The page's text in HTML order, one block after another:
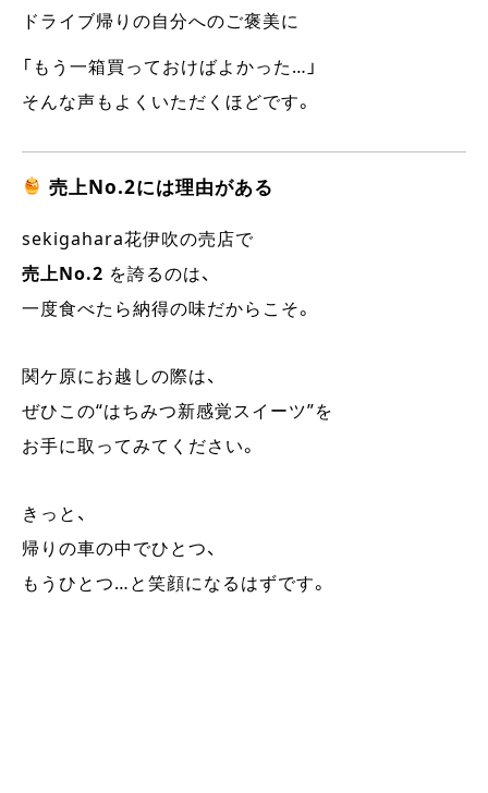
ドライブ帰りの自分へのご褒美に
「もう一箱買っておけばよかった…」
そんな声もよくいただくほどです。
売上No.2には理由がある
sekigahara花伊吹の売店で
売上No.2 を誇るのは、
一度食べたら納得の味だからこそ。
関ケ原にお越しの際は、
ぜひこの“はちみつ新感覚スイーツ”を
お手に取ってみてください。
きっと、
帰りの車の中でひとつ、
もうひとつ…と笑顔になるはずです。